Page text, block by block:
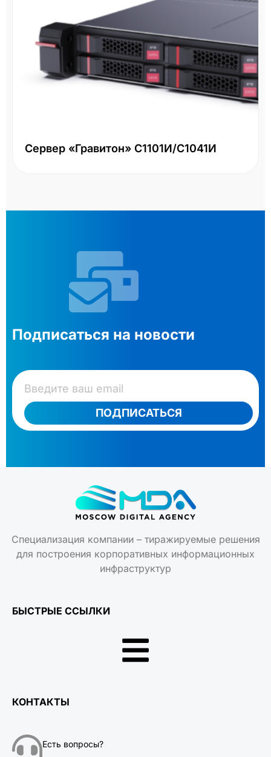
Сервер «Гравитон» С1101И/С1041И
Подписаться на новости
ПОДПИСАТЬСЯ
Специализация компании – тиражируемые решения
для построения корпоративных информационных
инфраструктур
БЫСТРЫЕ ССЫЛКИ
КОНТАКТЫ
Есть вопросы?